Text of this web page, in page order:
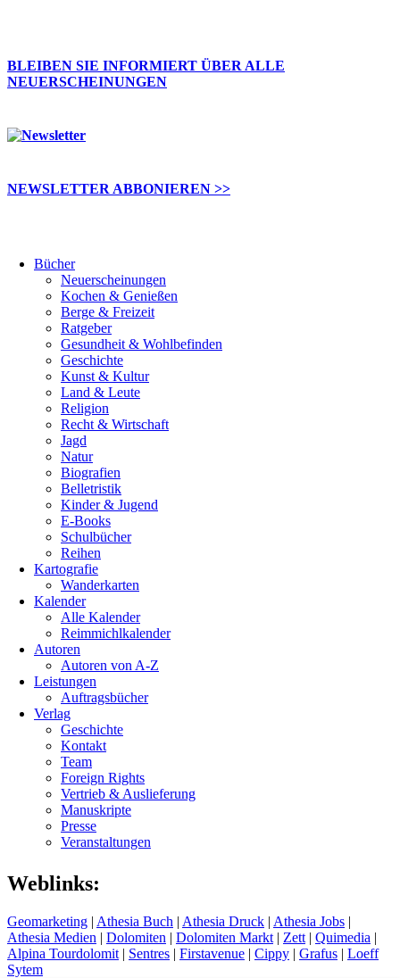
BLEIBEN SIE INFORMIERT ÜBER ALLE
NEUERSCHEINUNGEN
NEWSLETTER ABBONIEREN >>
Bücher
Neuerscheinungen
Kochen & Genießen
Berge & Freizeit
Ratgeber
Gesundheit & Wohlbefinden
Geschichte
Kunst & Kultur
Land & Leute
Religion
Recht & Wirtschaft
Jagd
Natur
Biografien
Belletristik
Kinder & Jugend
E-Books
Schulbücher
Reihen
Kartografie
Wanderkarten
Kalender
Alle Kalender
Reimmichlkalender
Autoren
Autoren von A-Z
Leistungen
Auftragsbücher
Verlag
Geschichte
Kontakt
Team
Foreign Rights
Vertrieb & Auslieferung
Manuskripte
Presse
Veranstaltungen
Weblinks:
Geomarketing | Athesia Buch | Athesia Druck | Athesia Jobs |
Athesia Medien | Dolomiten | Dolomiten Markt | Zett | Quimedia |
Alpina Tourdolomit | Sentres | Firstavenue | Cippy | Grafus | Loeff
Sytem